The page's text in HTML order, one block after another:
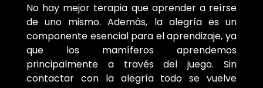
No hay mejor terapia que aprender a reírse
de uno mismo. Además, la alegría es un
componente esencial para el aprendizaje, ya
que los mamíferos aprendemos
principalmente a través del juego. Sin
contactar con la alegría todo se vuelve